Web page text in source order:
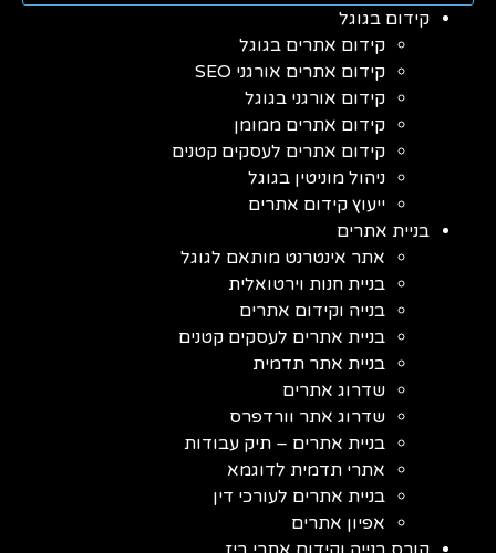
קידום בגוגל
קידום אתרים בגוגל
קידום אתרים אורגני SEO
קידום אורגני בגוגל
קידום אתרים ממומן
קידום אתרים לעסקים קטנים
ניהול מוניטין בגוגל
ייעוץ קידום אתרים
בניית אתרים
אתר אינטרנט מותאם לגוגל
בניית חנות וירטואלית
בנייה וקידום אתרים
בניית אתרים לעסקים קטנים
בניית אתר תדמית
שדרוג אתרים
שדרוג אתר וורדפרס
בניית אתרים – תיק עבודות
אתרי תדמית לדוגמא
בניית אתרים לעורכי דין
אפיון אתרים